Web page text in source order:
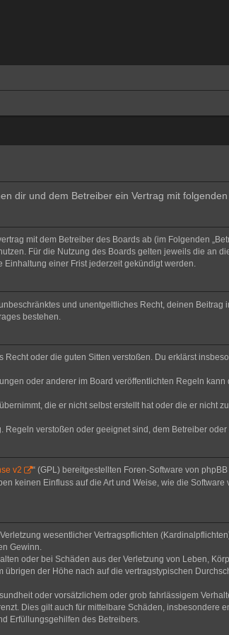
dir und dem Betreiber ein Vertrag mit
mit dem Betreiber des Boards ab (im Folgenden
Für die Nutzung des Boards gelten jeweils die an
Einhaltung einer Frist jederzeit gekündigt werden.
und unentgeltliches Recht, deinen Beitrag
bestehen.
oder die guten Sitten verstoßen. Du erklärst
oder anderer im Board veröffentlichten Regeln
die er nicht selbst erstellt hat oder die er nicht
verstoßen oder geeignet sind, dem Betreiber
v2
“ (GPL) bereitgestellten Foren-Software von
keinen Einfluss auf die Art und Weise, wie die
wesentlicher Vertragspflichten
Gewinn.
oder bei Schäden aus der Verletzung von Leben,
der Höhe nach auf die vertragstypischen
oder vorsätzlichem oder grob fahrlässigem
Dies gilt auch für mittelbare Schäden, insbesondere
Erfüllungsgehilfen des Betreibers.